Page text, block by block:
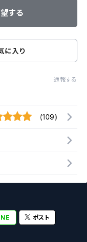
する
に入り
通報する
(109)
ポスト